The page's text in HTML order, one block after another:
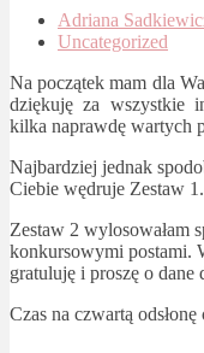
Adriana
Uncategorized
Na początek mam dla
dziękuję za wszystkie
kilka naprawdę wartych
Najbardziej jednak
Ciebie wędruje Zestaw 1.
Zestaw 2 wylosowałam
konkursowymi postami.
gratuluję i proszę o
Czas na czwartą